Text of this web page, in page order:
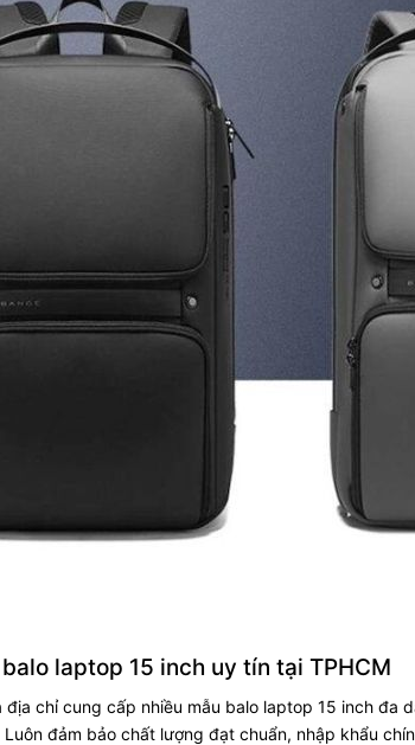
laptop 15 inch uy tín tại TPHCM
địa chỉ cung cấp nhiều mẫu balo laptop 15 inch
Luôn đảm bảo chất lượng đạt chuẩn, nhập khẩu